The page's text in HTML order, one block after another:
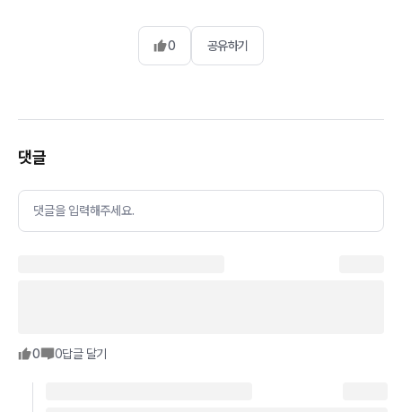
0 공유하기
댓글
댓글을 입력해주세요.
0 0답글 달기